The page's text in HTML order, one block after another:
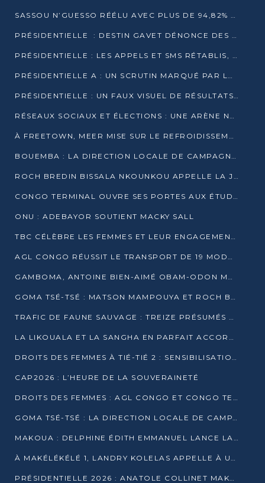
SASSOU N’GUESSO RÉÉLU AVEC PLUS DE 94,82% DES VOIX
PRÉSIDENTIELLE : DESTIN GAVET DÉNONCE DES IRRÉGULARITÉS ET REVENDIQUE LA VICTOIRE
PRÉSIDENTIELLE : LES APPELS ET SMS RÉTABLIS, INTERNET RESTE BLOQUÉ
PRÉSIDENTIELLE A : UN SCRUTIN MARQUÉ PAR LA COUPURE D’INTERNET ET UNE AFFLUENCE TIMIDE À BRAZZAVILLE
PRÉSIDENTIELLE : UN FAUX VISUEL DE RÉSULTATS CIRCULE
RÉSEAUX SOCIAUX ET ÉLECTIONS : UNE ARÈNE NUMÉRIQUE EN PLEINE MUTATION AU CONGO
À FREETOWN, MEER MISE SUR LE REFROIDISSEMENT PASSIF FACE À LA CHALEUR EXTRÊME
BOUEMBA : LA DIRECTION LOCALE DE CAMPAGNE DE DENIS SASSOU N’GUESSO MULTIPLIE LES ACTIVITÉS DE MOBILISATION
ROCH BREDIN BISSALA NKOUNKOU APPELLE LA JEUNESSE DE GOMA TSÉ-TSÉ À UN VOTE MASSIF POUR DENIS SASSOU NGUESSO
CONGO TERMINAL OUVRE SES PORTES AUX ÉTUDIANTS EN TRANSPORT ET LOGISTIQUE
ONU : ADEBAYOR SOUTIENT MACKY SALL
TBC CÉLÈBRE LES FEMMES ET LEUR ENGAGEMENT À L’OCCASION DU 8 MARS
AGL CONGO RÉUSSIT LE TRANSPORT DE 19 MODULES HORS GABARIT ENTRE POINTE-NOIRE ET BRAZZAVILLE
GAMBOMA, ANTOINE BIEN-AIMÉ OBAM-ODON MOBILISE LES 32 148 ÉLECTEURS EN FAVEUR DE DENIS SASSOU NGUESSO
GOMA TSÉ-TSÉ : MATSON MAMPOUYA ET ROCH BREDIN BISSALA NKOUNKOU EN CAMPAGNE DE PROXIMITÉ
TRAFIC DE FAUNE SAUVAGE : TREIZE PRÉSUMÉS TRAFIQUANTS INTERPELLÉS AU CONGO EN 2025
LA LIKOUALA ET LA SANGHA EN PARFAIT ACCORD AVEC LE PROJET DE SOCIÉTÉ DU CANDIDAT DENIS SASSOU-N’GUESSO
DROITS DES FEMMES À TIÉ-TIÉ 2 : SENSIBILISATION ET PÉDAGOGIE SUR LE DROIT DE VOTE
CAP2026 : L’HEURE DE LA SOUVERAINETÉ
DROITS DES FEMMES : AGL CONGO ET CONGO TERMINAL METTENT EN AVANT LE LEADERSHIP FÉMININ
GOMA TSÉ-TSÉ : LA DIRECTION LOCALE DE CAMPAGNE INTENSIFIE LA SENSIBILISATION DANS LES VILLAGES
MAKOUA : DELPHINE ÉDITH EMMANUEL LANCE LA CAMPAGNE POUR DENIS SASSOU-N’GUESSO
À MAKÉLÉKÉLÉ 1, LANDRY KOLELAS APPELLE À UNE MOBILISATION MASSIVE EN FAVEUR DE DENIS SASSOU-N’GUESSO
PRÉSIDENTIELLE 2026 : ANATOLE COLLINET MAKOSSO DÉFEND LE PROJET DE SOCIÉTÉ DE DENIS SASSOU NGUESSO